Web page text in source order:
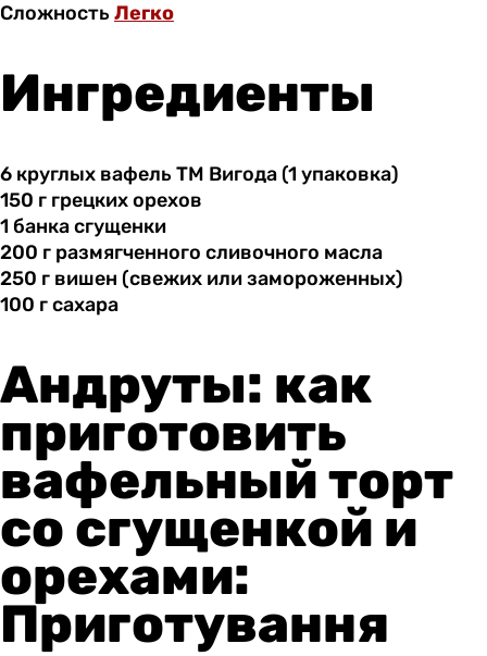
Сложность Легко
Ингредиенты
6 круглых вафель ТМ Вигода (1 упаковка)
150 г грецкихорехов
1 банкасгущенки
200 г размягченного сливочного масла
250 г вишен (свежих или замороженных)
100 гсахара
Андруты: как
приготовить
вафельный торт
со сгущенкой и
орехами:
Приготування